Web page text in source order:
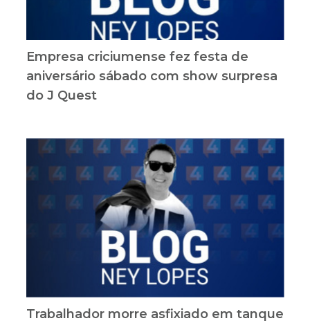
Empresa criciumense fez festa de
aniversário sábado com show surpresa
do J Quest
Trabalhador morre asfixiado em tanque